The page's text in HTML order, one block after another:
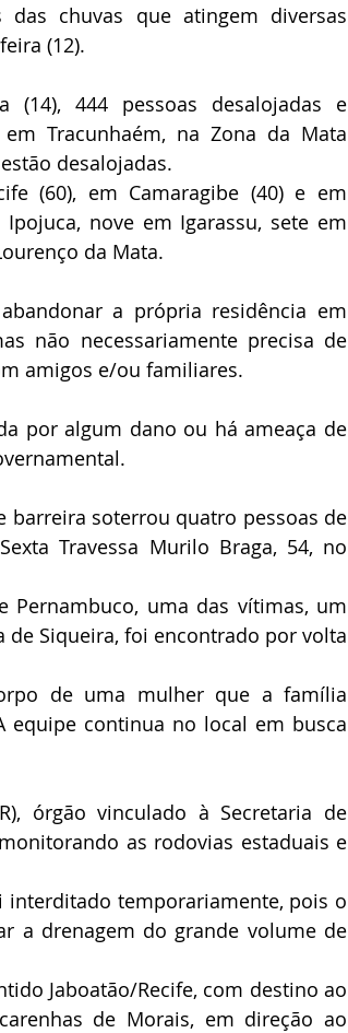
chuvas que atingem diversas
(12).
(14), 444 pessoas desalojadas e
Tracunhaém, na Zona da Mata
desalojadas.
(60), em Camaragibe (40) e em
nove em Igarassu, sete em
da Mata.
a própria residência em
não necessariamente precisa de
amigos e/ou familiares.
por algum dano ou há ameaça de
barreira soterrou quatro pessoas de
Travessa Murilo Braga, 54, no
uma das vítimas, um
de Siqueira, foi encontrado por volta
de uma mulher que a família
equipe continua no local em busca
órgão vinculado à Secretaria de
as rodovias estaduais e
interditado temporariamente, pois o
a drenagem do grande volume de
Jaboatão/Recife, com destino ao
de Morais, em direção ao